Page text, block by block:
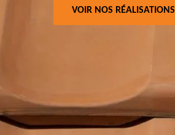
VOIR NOS RÉALISATIONS